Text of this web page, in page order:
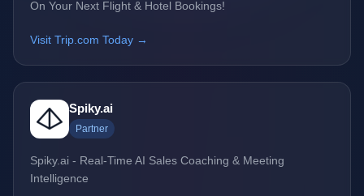
On Your Next Flight & Hotel Bookings!
Visit Trip.com Today →
Spiky.ai
Partner
Spiky.ai - Real-Time AI Sales Coaching & Meeting
Intelligence